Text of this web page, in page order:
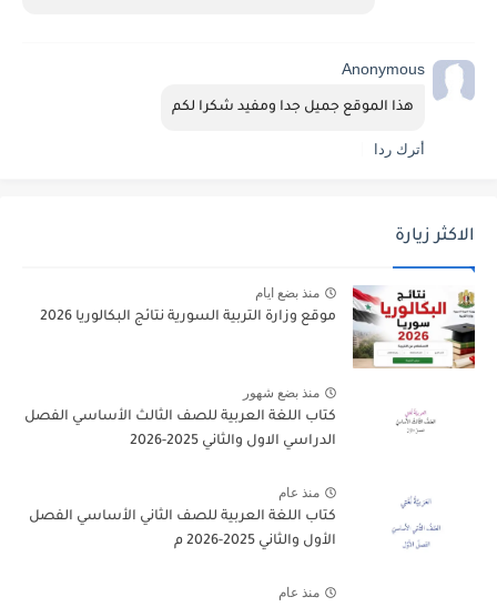
Anonymous
هذا الموقع جميل جدا ومفيد شكرا لكم
أترك ردا
الاكثر زيارة
منذ بضع ايام
موقع وزارة التربية السورية نتائج البكالوريا 2026
منذ بضع شهور
كتاب اللغة العربية للصف الثالث الأساسي الفصل
الدراسي الاول والثاني 2025-2026
منذ عام
كتاب اللغة العربية للصف الثاني الأساسي الفصل
الأول والثاني 2025-2026 م
منذ عام